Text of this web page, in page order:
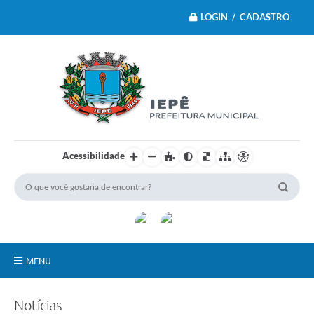
LOGIN / CADASTRO
Acessibilidade
MENU
Notícias